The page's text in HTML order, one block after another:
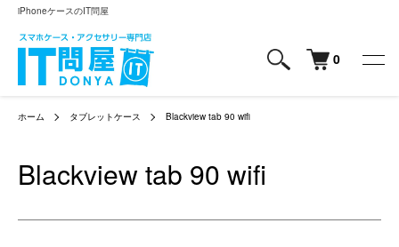
iPhoneケースのIT問屋
0
ホーム タブレットケース Blackview tab 90 wifi
Blackview tab 90 wifi